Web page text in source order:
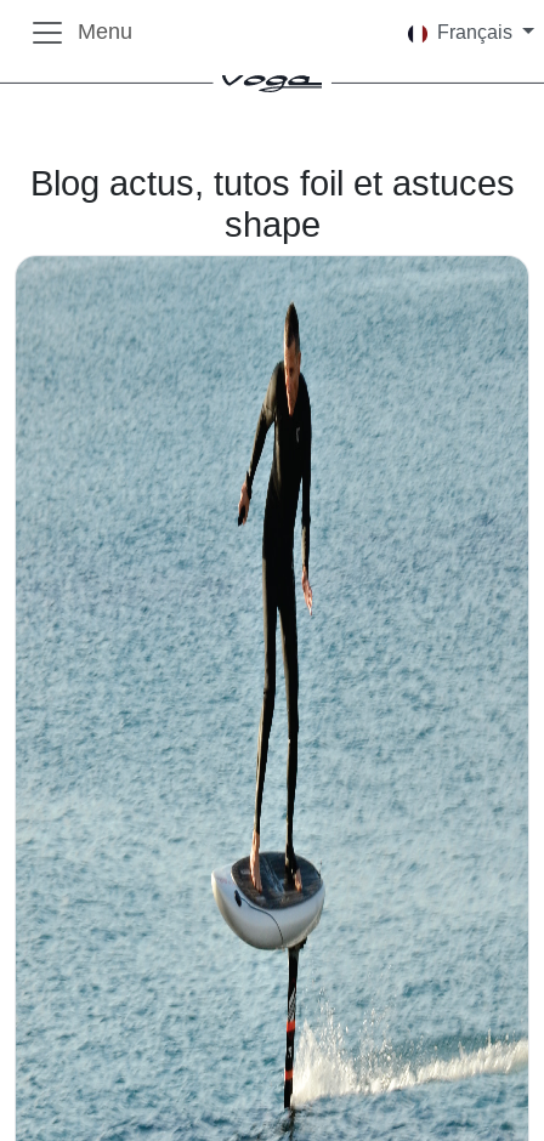
Menu Français
Blog actus, tutos foil et astuces
shape